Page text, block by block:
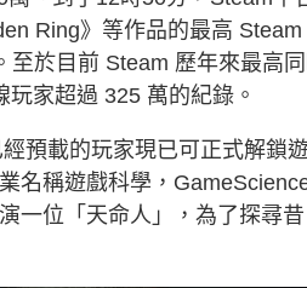
Ring》等作品的最高 Steam
至於目前 Steam 歷年來最高
家超過 325 萬的紀錄。
預載的玩家現已可正式解鎖
名稱遊戲科學，GameScience
一位「天命人」，為了探尋昔